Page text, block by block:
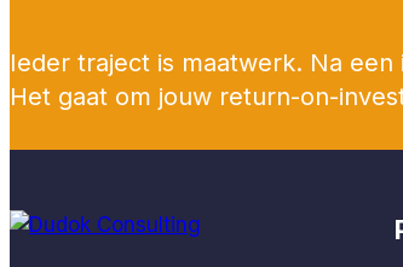
Ieder traject is maatwerk. Na
Het gaat om jouw return-on-